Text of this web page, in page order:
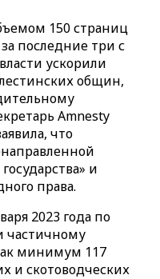
150 страниц
последние три с
ускорили
общин,
Amnesty
что
и
права.
2023 года по
частичному
минимум 117
и скотоводческих